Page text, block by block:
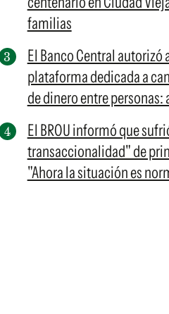
familias
El Banco Central autorizó
plataforma dedicada a
de dinero entre personas:
El BROU informó que
transaccionalidad" de
"Ahora la situación es